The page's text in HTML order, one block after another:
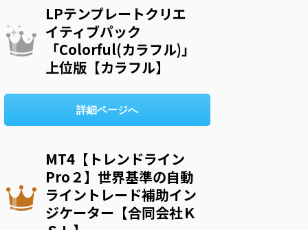
LPテンプレートクリエ
イティブパック
「Colorful(カラフル)」
上位版【カラフル】
詳細ページへ
MT4【トレンドライン
Pro２】世界基準の自動
ライントレード補助イン
ジケーター【合同会社Ｋ